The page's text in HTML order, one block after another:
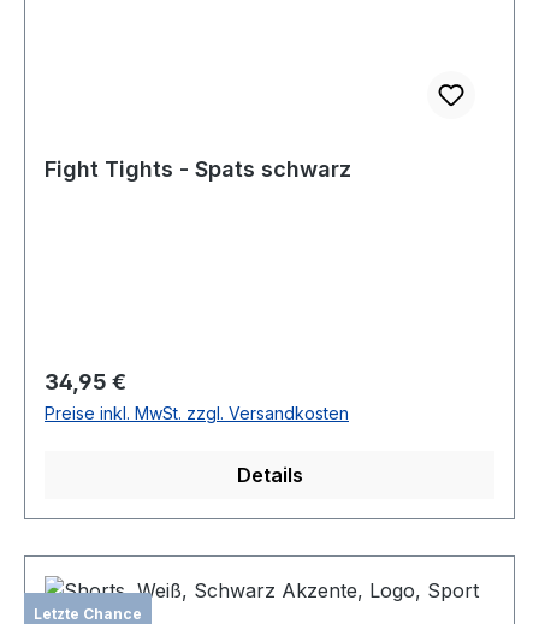
Fight Tights - Spats schwarz
Regulärer Preis:
34,95 €
Preise inkl. MwSt. zzgl. Versandkosten
Details
Letzte Chance